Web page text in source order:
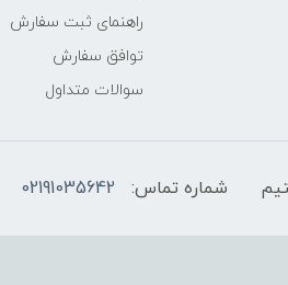
راهنمای ثبت سفارش
توافق سفارش
سوالات متداول
شماره تماس: 02191035642